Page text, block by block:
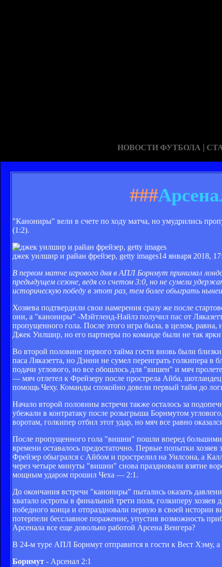
НОВОСТИ ФУТБОЛА |
###
"Канониры" вели в счете по ходу матча, но умудрились
(1:2).
джек уилшир и райан фрейзер, getty images14 января 2018,
В первом матче игрового дня в АПЛ Борнмут принимал
предыдущем сезоне, ведя со счетом 3:0, но не сумели
историческую победу в этот раз, тем более обыграть
Хозяева подтвердили свои намерения сразу же после
они, а "канониры" -Мэйтленд-Найлз получил пас от
пропущенного гола. После этого игра была, в целом,
Джек Уилшир, но его партнеры по команде были не так
Во второй половине первого тайма гости вновь были
паса Ляказетта, но Дэнни не сумел переиграть голкипера
подачи углового, но все обошлось для "вишен" и мяч
— мяч отлетел к Фрейзеру после прострела Айба,
помощь Чеху. Команды спокойно довели первый тайм до
Начало второй половины встречи также осталось за
убежали в контратаку после розыгрыша Борнмутом
воротам, голкипер отбил этот удар, но мяч все равно
После пропущенного гола "вишни" пошли вперед большими
времени оставалось предостаточно. Первые попытки
Фрейзер обыгрался с Айбом и прострелил на Уилсона, а
через четыре минуты "вишни" снова праздновали взятие
мощным ударом прошил Чеха — 2:1.
До окончания встречи "канониры" пытались оказать
хватало остроты в финальной трети поля, голкиперу
победного конца и отпраздновали первую в своей
потерпели бесславное поражение, упустив возможность
Арсенала все еще довольно работой Арсена Венгера?
В 24-м туре АПЛ Борнмут отправится в гости к Вест Хэму,
Борнмут - Арсенал 2:1